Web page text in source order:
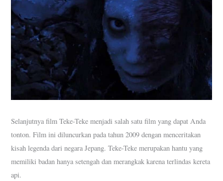
Selanjutnya film Teke-Teke menjadi salah satu film yang dapat Anda
tonton. Film ini diluncurkan pada tahun 2009 dengan menceritakan
kisah legenda dari negara Jepang. Teke-Teke merupakan hantu yang
memiliki badan hanya setengah dan merangkak karena terlindas kereta
api.